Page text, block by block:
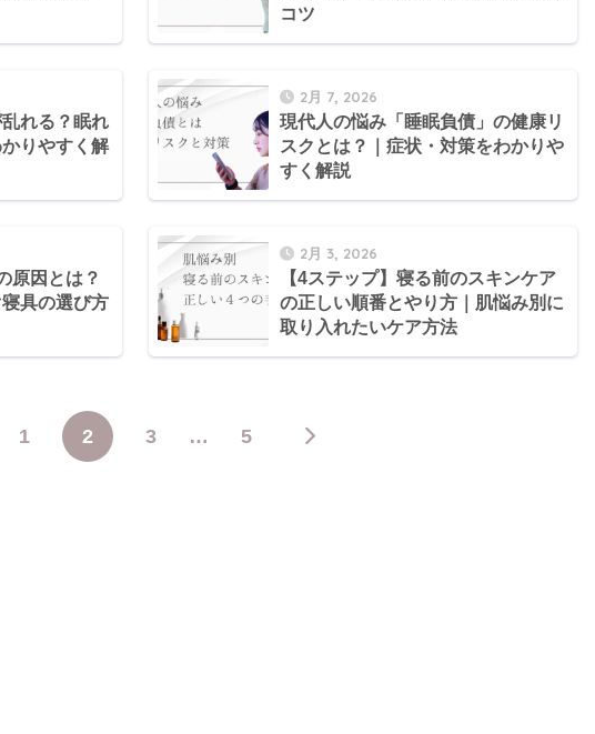
コツ
れる？眠れ
りやすく解
2月 7, 2026
現代人の悩み「睡眠負債」の健康リ
スクとは？｜症状・対策をわかりや
すく解説
原因とは？
具の選び方
2月 3, 2026
【4ステップ】寝る前のスキンケア
の正しい順番とやり方｜肌悩み別に
取り入れたいケア方法
1 2 3 … 5